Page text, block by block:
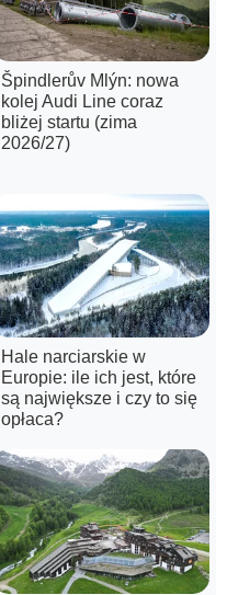
Špindlerův Mlýn: nowa
kolej Audi Line coraz
bliżej startu (zima
2026/27)
Hale narciarskie w
Europie: ile ich jest, które
są największe i czy to się
opłaca?